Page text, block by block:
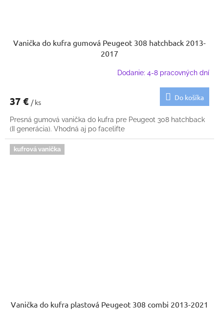
Vanička do kufra gumová Peugeot 308 hatchback 2013-
2017
Dodanie: 4-8 pracovných dní
37 € / ks
Do košíka
Presná gumová vanička do kufra pre Peugeot 308 hatchback
(II generácia). Vhodná aj po facelifte
kufrová vanička
Vanička do kufra plastová Peugeot 308 combi 2013-2021